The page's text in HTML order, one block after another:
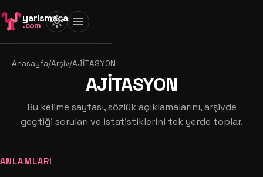
yarismaca
.com light_mode menu
Anasayfa/Arşiv/AJİTASYON
AJİTASYON
Bu kelime sayfası, sözlük açıklamalarını, arşivde
geçtiği soruları ve istatistiklerini tek yerde toplar.
ANLAMLARI